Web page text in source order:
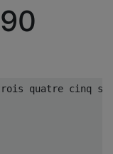
quatre cinq